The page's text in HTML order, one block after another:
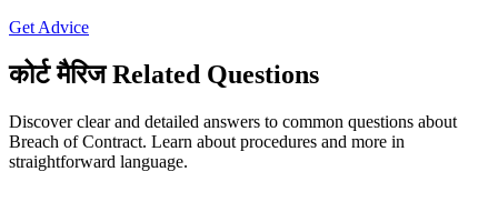
Get Advice
कोर्ट मैरिज Related Questions
Discover clear and detailed answers to common questions about
Breach of Contract. Learn about procedures and more in
straightforward language.